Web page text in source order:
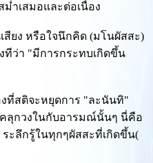
ำเสมอและต่อเนื่อง
สียง หรือใจนึกคิด (มโนผัสสะ)
ว่า "มีการกระทบเกิดขึ้น
ที่สติจะหยุดการ "ละนันทิ"
คลุกวงในกับอารมณ์นั้นๆ นี่คือ
ะลึกรู้ในทุกๆผัสสะที่เกิดขึ้น(